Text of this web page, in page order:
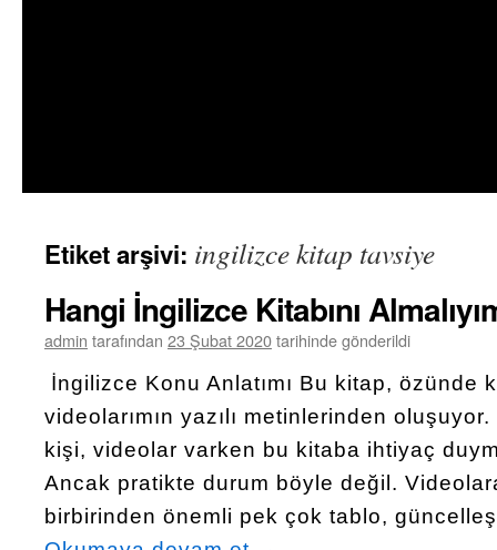
Etiket arşivi: ingilizce kitap tavsiye
Hangi İngilizce Kitabını
admin tarafından 23 Şubat 2020tarihinde gönderildi
İngilizce Konu Anlatımı Bu kitap, özünde
videolarımın yazılı metinlerinden
kişi, videolar varken bu kitaba ihtiyaç
Ancak pratikte durum böyle değil.
birbirinden önemli pek çok tablo,